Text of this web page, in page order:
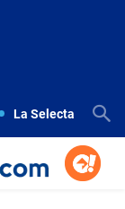
La Selecta